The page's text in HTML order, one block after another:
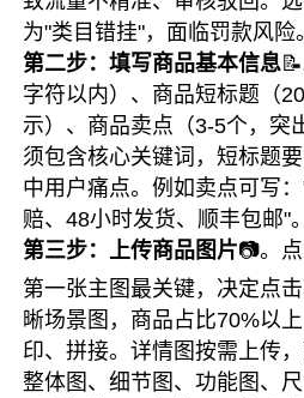
为"类目错挂"，面临罚款风险
第二步：填写商品基本信息
字符以内）、商品短标题（
示）、商品卖点（3-5个，突
须包含核心关键词，短标题
中用户痛点。例如卖点可写
赔、48小时发货、顺丰包邮"。
第三步：上传商品图片📷。
第一张主图最关键，决定点
晰场景图，商品占比70%以
印、拼接。详情图按需上传
整体图、细节图、功能图、